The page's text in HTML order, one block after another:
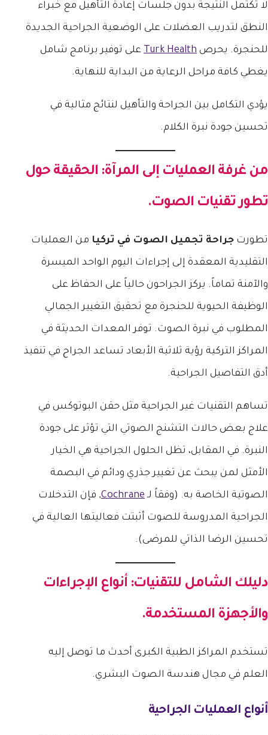
لا تكتمل النتيجة بدون جلسات إعادة التأهيل مع خبراء
النطق لتدريب العضلات على الوضعية الجراحية الجديدة
للحنجرة. يحرص Turk Health على توفير برنامج شامل
يغطي كافة مراحل الرعاية من البداية للنهاية.
يؤدي التكامل بين الجراحة والتأهيل لنتائج مثالية في
تحسين جودة نبرة الكلام.
من غرفة العمليات إلى المرآة: الحقيقة حول
تطور تقنيات الصوت.
تطورت جراحة تجميل الصوت في تركيا من العمليات
التقليدية المعقدة إلى إجراءات اليوم الواحد الميسرة
والآمنة تماماً. يركز الجراحون حالياً على الحفاظ على
الوظيفة الحيوية للحنجرة مع تحقيق التغيير الجمالي
المطلوب في نبرة الصوت. توفر المعدات الحديثة في
المراكز التركية رؤية ثلاثية الأبعاد تساعد الجراح في تنفيذ
أدق التفاصيل الجراحية.
تساهم التقنيات غير الجراحية مثل حقن البوتوكس في
علاج بعض حالات التشنج الصوتي التي تؤثر على جودة
النبرة. في المقابل، تظل الحلول الجراحية هي الخيار
الأمثل لمن يبحث عن تغيير جذري ودائم في البصمة
الصوتية الخاصة به. (وفقاً لـ Cochrane, فإن التدخلات
الجراحية المدروسة للصوت أثبتت فعاليتها العالية في
تحسين الرضا الذاتي للمرضى).
دليلك الشامل للتقنيات: أنواع الإجراءات
والأجهزة المستخدمة.
تستخدم المراكز الطبية الكبرى أحدث ما توصل إليه
العلم في مجال هندسة الصوت البشري.
أنواع العمليات الجراحية